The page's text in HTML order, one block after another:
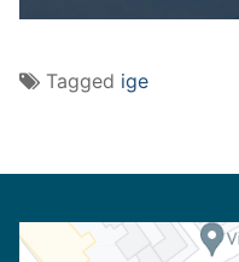
Tagged ige